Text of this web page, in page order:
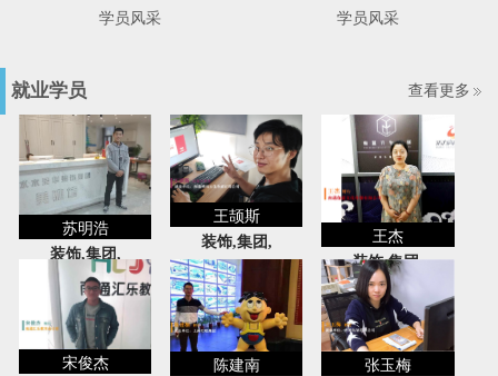
学员风采 学员风采
就业学员 查看更多
苏明浩
装饰,集团,
王颉斯
装饰,集团,
王杰
装饰,集团,
宋俊杰
陈建南
张玉梅